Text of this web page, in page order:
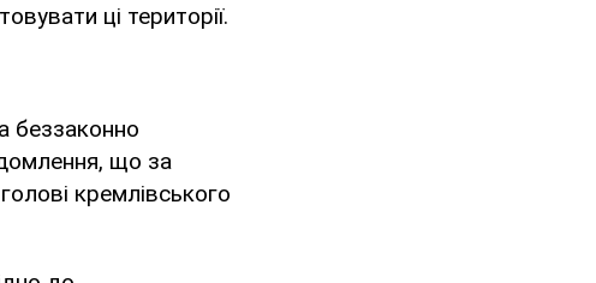
ці території.
беззаконно
що за
кремлівського